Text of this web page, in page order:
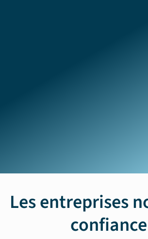
Les entreprises
confiance